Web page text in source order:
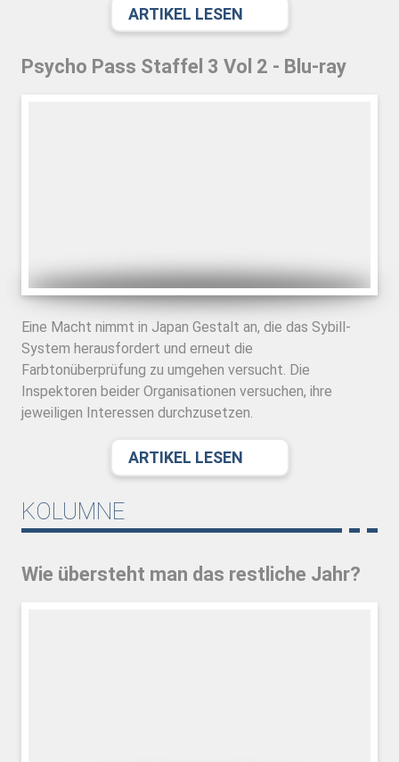
ARTIKEL LESEN
Psycho Pass Staffel 3 Vol 2 - Blu-ray
Eine Macht nimmt in Japan Gestalt an, die das Sybill-
System herausfordert und erneut die
Farbtonüberprüfung zu umgehen versucht. Die
Inspektoren beider Organisationen versuchen, ihre
jeweiligen Interessen durchzusetzen.
ARTIKEL LESEN
KOLUMNE
Wie übersteht man das restliche Jahr?